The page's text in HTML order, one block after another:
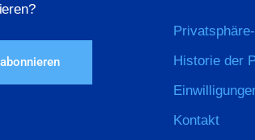
Historie der
Kontakt